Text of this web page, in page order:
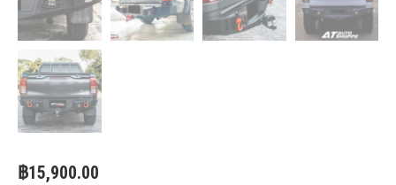
฿15,900.00